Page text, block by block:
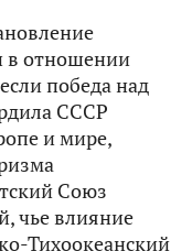
в отношении
победа над
СССР
и мире,
Союз
чье влияние
Тихоокеанский